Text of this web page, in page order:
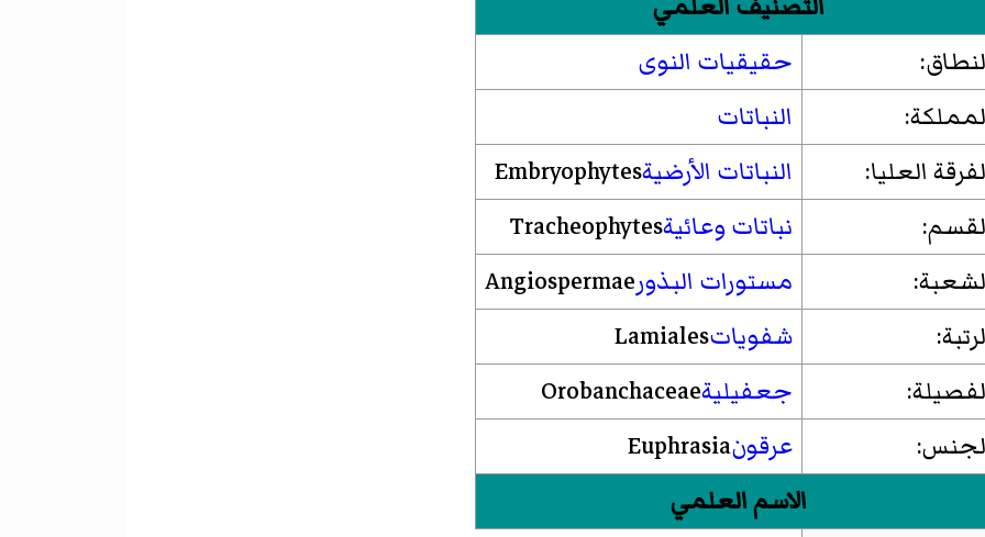
حقيقيات النوى
النباتات
العليا:
النباتات الأرضيةEmbryophytes
نباتات وعائيةTracheophytes
مستورات البذورAngiospermae
شفوياتLamiales
جعفيليةOrobanchaceae
عرقونEuphrasia
الاسم العلمي